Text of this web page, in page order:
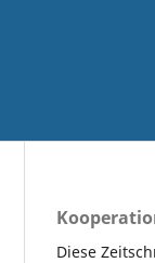
Diese